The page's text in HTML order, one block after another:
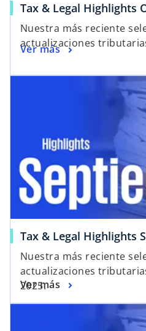
Tax & Legal Highlights
Nuestra más reciente
actualizaciones
Ver más
Tax & Legal Highlights
Nuestra más reciente
actualizaciones
2025.
Ver más